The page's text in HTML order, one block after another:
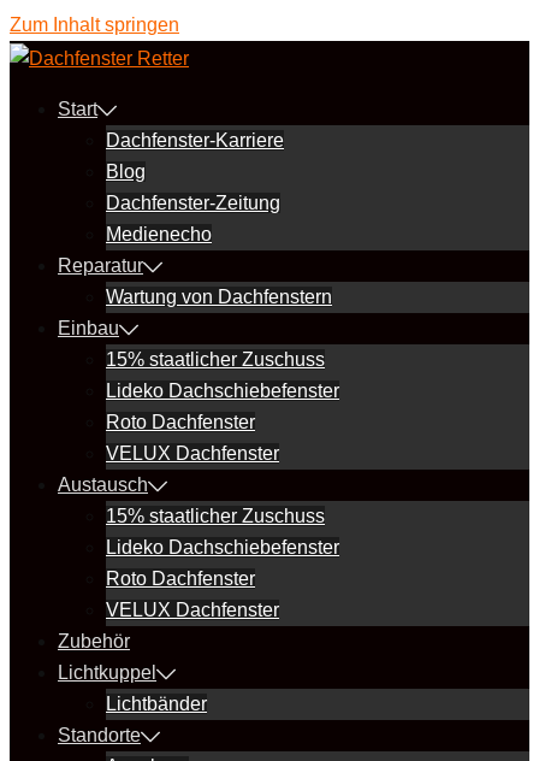
Zum Inhalt springen
Start
Dachfenster-Karriere
Blog
Dachfenster-Zeitung
Medienecho
Reparatur
Wartung von Dachfenstern
Einbau
15% staatlicher Zuschuss
Lideko Dachschiebefenster
Roto Dachfenster
VELUX Dachfenster
Austausch
15% staatlicher Zuschuss
Lideko Dachschiebefenster
Roto Dachfenster
VELUX Dachfenster
Zubehör
Lichtkuppel
Lichtbänder
Standorte